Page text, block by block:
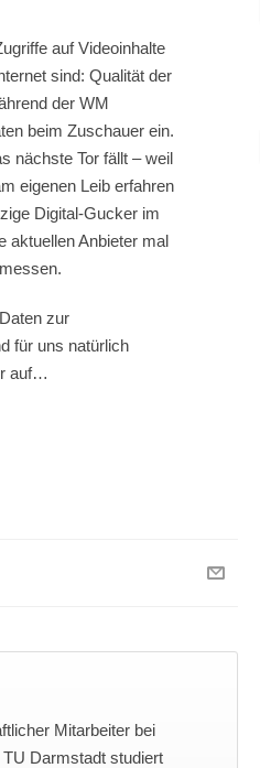
auf Videoinhalte
sind: Qualität der
der WM
beim Zuschauer ein.
nächste Tor fällt – weil
eigenen Leib erfahren
Digital-Gucker im
aktuellen Anbieter mal
zur
für uns natürlich
auf…
Mitarbeiter bei
Darmstadt studiert